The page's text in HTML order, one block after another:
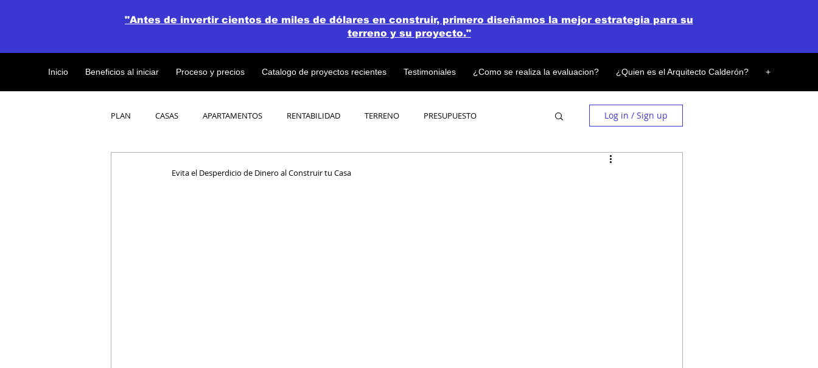
Inicio Beneficios al iniciar Proceso y precios Catalogo de proyectos recientes Testimoniales ¿Como se realiza la evaluacion? ¿Quien es el Arquitecto Calderón? +
"Antes de invertir cientos de miles de dólares en construir, primero diseñamos la mejor estrategia para su
terreno y su proyecto."
PLAN CASAS APARTAMENTOS RENTABILIDAD TERRENO PRESUPUESTO Log in / Sign up
Evita el Desperdicio de Dinero al Construir tu Casa